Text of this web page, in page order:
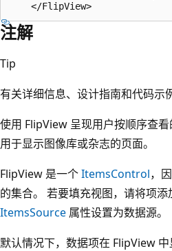
注解
Tip
有关详细信息、设计指南和代码示
使用 FlipView 呈现用户按顺序查
用于显示图像库或杂志的页面。
FlipView 是一个ItemsControl，
的集合。 若要填充视图，请将项添
ItemsSource 属性设置为数据源。
默认情况下，数据项在 FlipView